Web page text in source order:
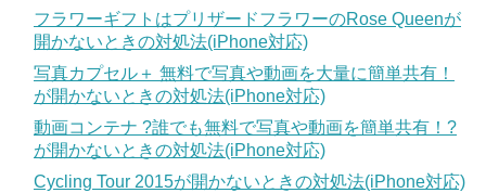
フラワーギフトはプリザードフラワーのRose Queenが
開かないときの対処法(iPhone対応)
写真カプセル＋ 無料で写真や動画を大量に簡単共有！
が開かないときの対処法(iPhone対応)
動画コンテナ ?誰でも無料で写真や動画を簡単共有！?
が開かないときの対処法(iPhone対応)
Cycling Tour 2015が開かないときの対処法(iPhone対応)